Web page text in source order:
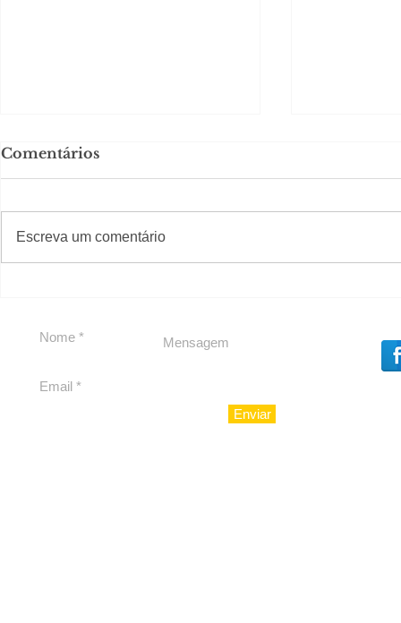
Solteirou!
Comentários
Escreva um comentário
#Sugestões
Enviar